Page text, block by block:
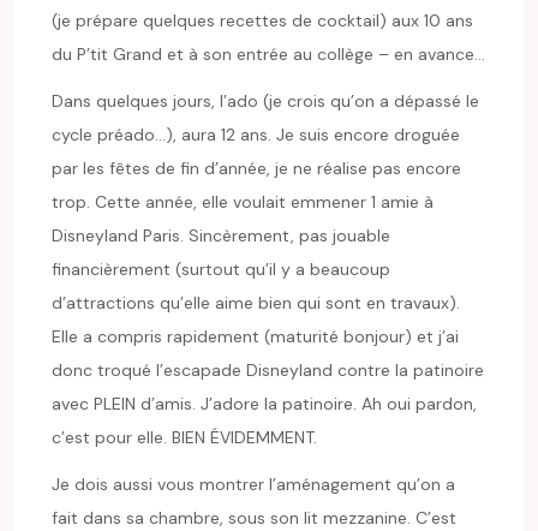
(je prépare quelques recettes de cocktail) aux 10 ans
du P’tit Grand et à son entrée au collège – en avance…
Dans quelques jours, l’ado (je crois qu’on a dépassé le
cycle préado…), aura 12 ans. Je suis encore droguée
par les fêtes de fin d’année, je ne réalise pas encore
trop. Cette année, elle voulait emmener 1 amie à
Disneyland Paris. Sincèrement, pas jouable
financièrement (surtout qu’il y a beaucoup
d’attractions qu’elle aime bien qui sont en travaux).
Elle a compris rapidement (maturité bonjour) et j’ai
donc troqué l’escapade Disneyland contre la patinoire
avec PLEIN d’amis. J’adore la patinoire. Ah oui pardon,
c’est pour elle. BIEN ÉVIDEMMENT.
Je dois aussi vous montrer l’aménagement qu’on a
fait dans sa chambre, sous son lit mezzanine. C’est